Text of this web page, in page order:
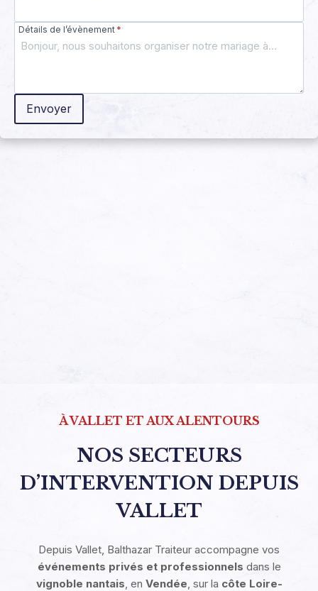
Détails de l’évènement *
Envoyer
À VALLET ET AUX ALENTOURS
NOS SECTEURS
D’INTERVENTION DEPUIS
VALLET
Depuis Vallet, Balthazar Traiteur accompagne vos
événements privés et professionnels dans le
vignoble nantais, en Vendée, sur la côte Loire-